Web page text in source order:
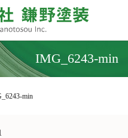
IMG_6243-min
min